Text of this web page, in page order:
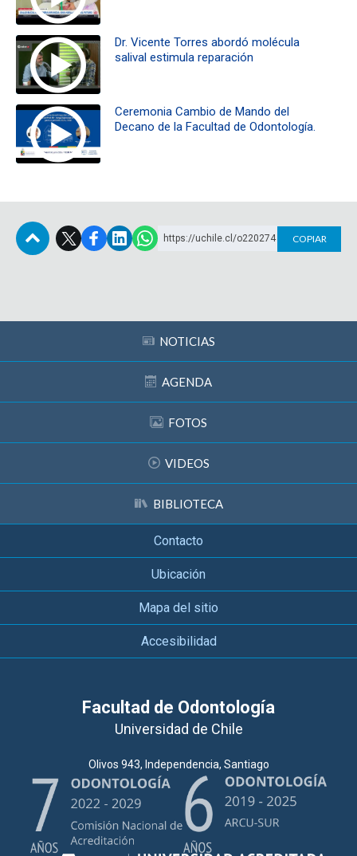
Dr. Vicente Torres abordó molécula
salival estimula reparación
Ceremonia Cambio de Mando del
Decano de la Facultad de Odontología.
https://uchile.cl/o220274 COPIAR
NOTICIAS
AGENDA
FOTOS
VIDEOS
BIBLIOTECA
Contacto
Ubicación
Mapa del sitio
Accesibilidad
Facultad de Odontología
Universidad de Chile
Olivos 943, Independencia, Santiago